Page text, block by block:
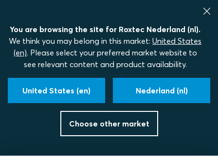
You are browsing the site for Roxtec Nederland (nl).
We think you may belong in this market: United States
(en). Please select your preferred market website to
see relevant content and product availability.
United States (en) Nederland (nl)
Choose other market